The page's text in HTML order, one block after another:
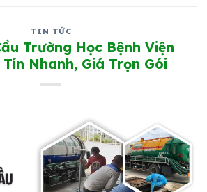
TIN TỨC
Trường Học Bệnh Viện
Nhanh, Giá Trọn Gói